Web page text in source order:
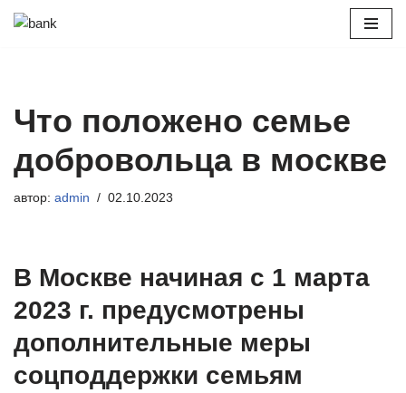
Что положено семье
добровольца в москве
автор: admin 02.10.2023
В Москве начиная с 1 марта
2023 г. предусмотрены
дополнительные меры
соцподдержки семьям